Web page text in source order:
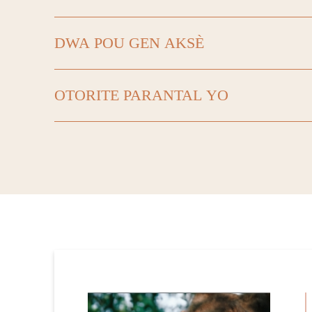
DWA POU GEN AKSÈ
OTORITE PARANTAL YO